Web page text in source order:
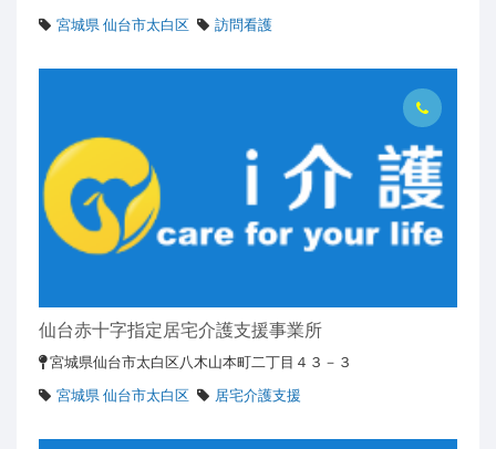
宮城県 仙台市太白区
訪問看護
仙台赤十字指定居宅介護支援事業所
宮城県仙台市太白区八木山本町二丁目４３－３
宮城県 仙台市太白区
居宅介護支援